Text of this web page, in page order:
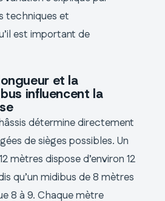
techniques et
est important de
et la
influencent la
détermine directement
de sièges possibles. Un
mètres dispose d’environ 12
qu’un midibus de 8 mètres
8 à 9. Chaque mètre